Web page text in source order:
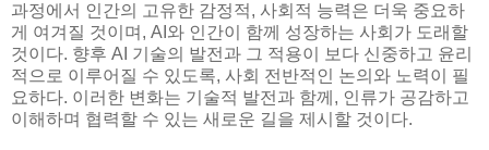
과정에서 인간의 고유한 감정적, 사회적 능력은 더욱 중요하
게 여겨질 것이며, AI와 인간이 함께 성장하는 사회가 도래할
것이다. 향후 AI 기술의 발전과 그 적용이 보다 신중하고 윤리
적으로 이루어질 수 있도록, 사회 전반적인 논의와 노력이 필
요하다. 이러한 변화는 기술적 발전과 함께, 인류가 공감하고
이해하며 협력할 수 있는 새로운 길을 제시할 것이다.